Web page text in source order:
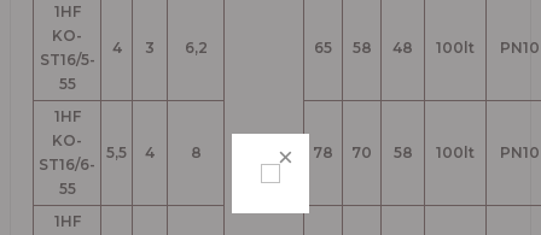
1HF
KO-
ST16/5-
55
4 3 6,2 65 58 48 100lt PN10
1HF
KO-
ST16/6-
55
5,5 4 8 78 70 58 100lt PN10
1HF